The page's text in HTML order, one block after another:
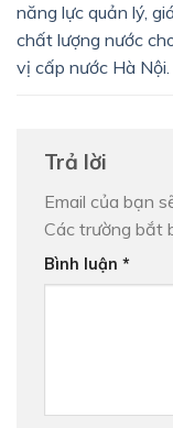
năng lực quản lý,
chất lượng nước
vị cấp nước Hà Nội.
Trả lời
Email của bạn
Các trường bắt
Bình luận *